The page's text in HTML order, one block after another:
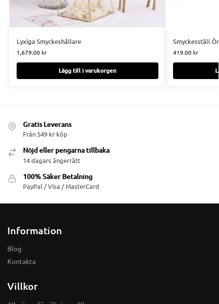
Lyxiga Smyckeshållare
1,679.00 kr
Lägg till i varukorgen
Smyckesställ
419.00 kr
Gratis Leverans
Från 549 kr köp
Nöjd eller pengarna tillbaka
14 dagars ångerrätt
100% Säker Betalning
PayPal / Visa / MasterCard
Information
Blog
Kontakta
Villkor